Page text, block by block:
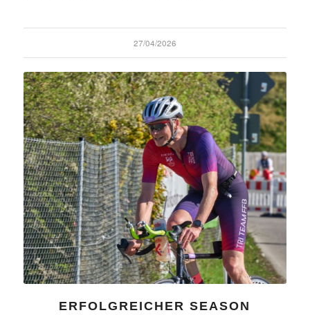
27/04/2026
ERFOLGREICHER SEASON